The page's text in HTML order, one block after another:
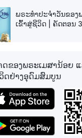
ພຣະທຳປະຈຳວັນຂອງ
ເຂົ້າສູ່ຊີວິດ | ຄັດຕອນ
ພຣະທຳປະຈຳວັນຂອງ
ເຂົ້າສູ່ຊີວິດ | ຄັດຕອນ
ພຣະທຳປະຈຳວັນຂອງພ
ເຂົ້າສູ່ຊີວິດ | ຄັດຕອນ
ຂອງພຣະເມສານ້ອຍ
ດຢ່າງອຸດົມສົມບູນ